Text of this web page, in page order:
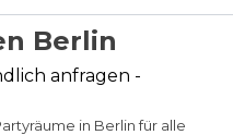
Berlin
anfragen -
in Berlin für alle